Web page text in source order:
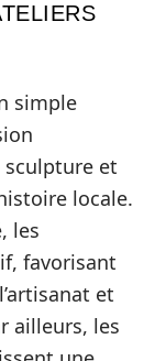
simple
sculpture et
locale.
les
favorisant
et
ailleurs, les